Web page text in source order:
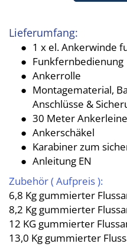
Lieferumfang:
1 x el. Ankerwinde
Funkfernbedienung
Ankerrolle
Montagematerial,
Anschlüsse &
30 Meter Ankerleine
Ankerschäkel
Karabiner zum
Anleitung EN
Zubehör ( Aufpreis ):
6,8 Kg gummierter
8,2 Kg gummierter
12 KG gummierter
13,0 Kg gummierter